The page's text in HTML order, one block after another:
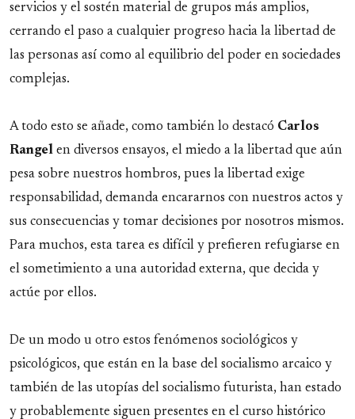
servicios y el sostén material de grupos más amplios,
cerrando el paso a cualquier progreso hacia la libertad de
las personas así como al equilibrio del poder en sociedades
complejas.
A todo esto se añade, como también lo destacó Carlos
Rangel en diversos ensayos, el miedo a la libertad que aún
pesa sobre nuestros hombros, pues la libertad exige
responsabilidad, demanda encararnos con nuestros actos y
sus consecuencias y tomar decisiones por nosotros mismos.
Para muchos, esta tarea es difícil y prefieren refugiarse en
el sometimiento a una autoridad externa, que decida y
actúe por ellos.
De un modo u otro estos fenómenos sociológicos y
psicológicos, que están en la base del socialismo arcaico y
también de las utopías del socialismo futurista, han estado
y probablemente siguen presentes en el curso histórico